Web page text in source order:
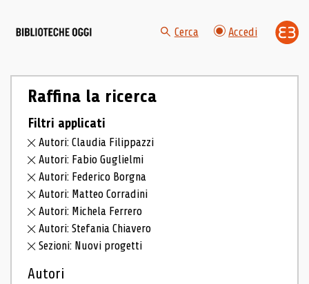
Cerca Accedi
Raffina la ricerca
Filtri applicati
Autori: Claudia Filippazzi
Autori: Fabio Guglielmi
Autori: Federico Borgna
Autori: Matteo Corradini
Autori: Michela Ferrero
Autori: Stefania Chiavero
Sezioni: Nuovi progetti
Autori